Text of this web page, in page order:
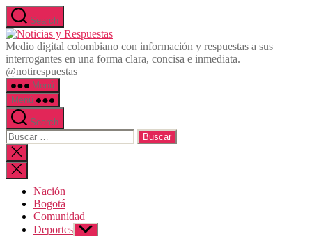
Saltar al contenido
Search
Medio digital colombiano con información y respuestas a sus
interrogantes en una forma clara, concisa e inmediata.
@notirespuestas
Menú
Menú
Search
Buscar:
Cerrar la búsqueda
Nación
Bogotá
Comunidad
Deportes Mostrar el submenú